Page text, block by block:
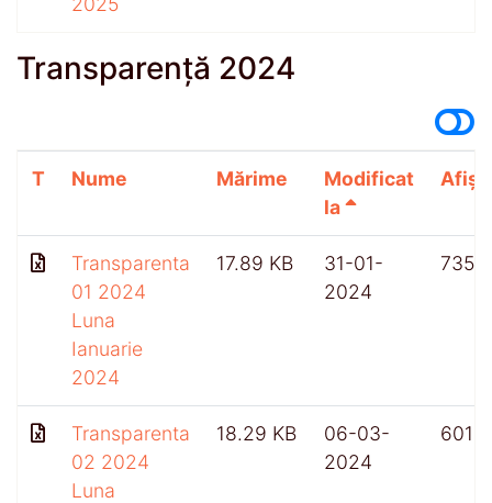
Transparență 2024
T Nume Mărime
Modificat
la
Transparenta
01 2024
Luna
Ianuarie
2024
17.89 KB
31-01-
2024
735
Transparenta
02 2024
Luna
18.29 KB
06-03-
2024
601